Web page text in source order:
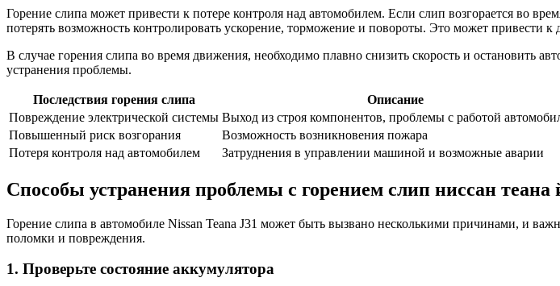
Горение слипа может привести к потере контроля над автомобилем. Если слип возгорается во
потерять возможность контролировать ускорение, торможение и повороты. Это может привести
В случае горения слипа во время движения, необходимо плавно снизить скорость и остановить
устранения проблемы.
Последствия горения слипа
Описание
Повреждение электрической системы Выход из строя компонентов, проблемы с работой
Повышенный риск возгорания
Возможность возникновения пожара
Потеря контроля над автомобилем
Затруднения в управлении машиной и возможные аварии
Способы устранения проблемы с горением слип ниссан теана
Горение слипа в автомобиле Nissan Teana J31 может быть вызвано несколькими причинами, и
поломки и повреждения.
1. Проверьте состояние аккумулятора